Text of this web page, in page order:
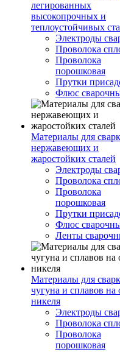
легированных
высокопрочных и
теплоустойчивых
Электроды
Проволока
Проволока
порошковая
Прутки
Флюс
Материалы для
нержавеющих и
жаростойких сталей
Электроды
Проволока
Проволока
порошковая
Прутки
Флюс
Ленты
Материалы для
чугуна и сплавов на
никеля
Электроды
Проволока
Проволока
порошковая